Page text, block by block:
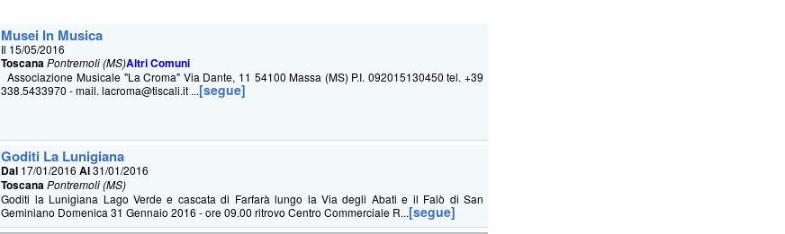
Musei In Musica
Il 15/05/2016
ToscanaPontremoli (MS)Altri Comuni
Associazione Musicale "La Croma" Via Dante, 11 54100 Massa (MS) P.I. 092015130450 tel. +39
338.5433970 - mail. lacroma@tiscali.it ...[segue]
Goditi La Lunigiana
Dal 17/01/2016Al31/01/2016
ToscanaPontremoli (MS)
Goditi la Lunigiana Lago Verde e cascata di Farfarà lungo la Via degli Abati e il Falò di San
Geminiano Domenica 31 Gennaio 2016 - ore 09.00 ritrovo Centro Commerciale R...[segue]